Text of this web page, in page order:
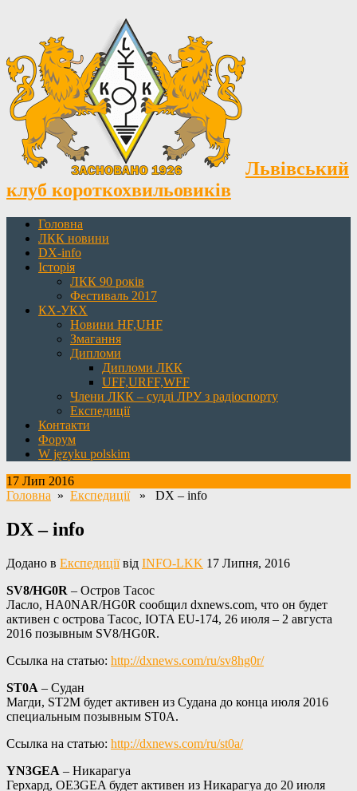
Львівський
клуб короткохвильовиків
Головна
ЛКК новини
DX-info
Історія
ЛКК 90 років
Фестиваль 2017
КХ-УКХ
Новини HF,UHF
Змагання
Дипломи
Дипломи ЛКК
UFF,URFF,WFF
Члени ЛКК – судді ЛРУ з радіоспорту
Експедиції
Контакти
Форум
W języku polskim
17 Лип 2016
Головна » Експедиції» DX – info
DX – info
Додано в Експедиціївід INFO-LKK 17 Липня, 2016
SV8/HG0R – Остров Тасос
Ласло, HA0NAR/HG0R сообщил dxnews.com, что он будет
активен с острова Тасос, IOTA EU-174, 26 июля – 2 августа
2016 позывным SV8/HG0R.
Ссылка на статью: http://dxnews.com/ru/sv8hg0r/
ST0A – Судан
Магди, ST2M будет активен из Судана до конца июля 2016
специальным позывным ST0A.
Ссылка на статью: http://dxnews.com/ru/st0a/
YN3GEA – Никарагуа
Герхард, OE3GEA будет активен из Никарагуа до 20 июля